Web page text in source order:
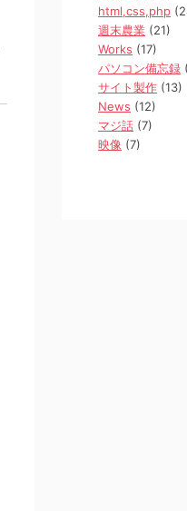
html,css,php
週末農業 (21)
Works (17)
パソコン備忘録
サイト製作 (13)
News (12)
マジ話 (7)
映像 (7)